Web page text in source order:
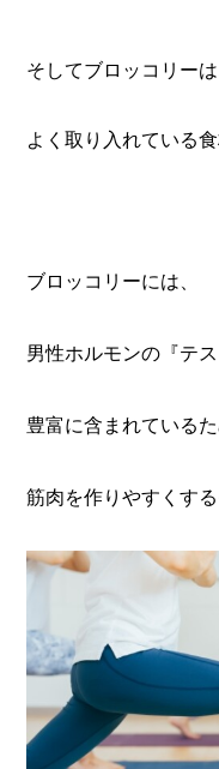
そしてブロッコリー
よく取り入れている食
ブロッコリーには、
男性ホルモンの『テ
豊富に含まれているた
筋肉を作りやすくする